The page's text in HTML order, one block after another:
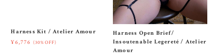
Harness Kit / Atelier Amour
¥6,776 (30%OFF)
Harness Open Brief/
Insoutenable Legereté / Atelier
Amour